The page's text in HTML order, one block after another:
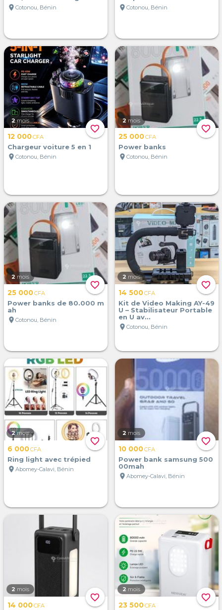
location_on Cotonou, Bénin
location_on Cotonou, Bénin
favorite_border
2 mois
12 000CFA
Chargeur voiture 5 en 1
location_on Cotonou, Bénin
favorite_border
2 mois
25 000CFA
Power banks
location_on Cotonou, Bénin
favorite_border
2 mois
25 000CFA
Power banks de 80.000 m
ah
location_on Cotonou, Bénin
favorite_border
2 mois
14 500CFA
Kit de Video Making AY-49
U – Stabilisateur Portable
en U av...
location_on Cotonou, Bénin
favorite_border
2 mois
6 000CFA
Ring light avec trépied
location_on Abomey-Calavi, Bénin
favorite_border
2 mois
10 000CFA
Power bank samsung 500
00mah
location_on Abomey-Calavi, Bénin
favorite_border
2 mois
14 000CFA
favorite_border
2 mois
23 500CFA